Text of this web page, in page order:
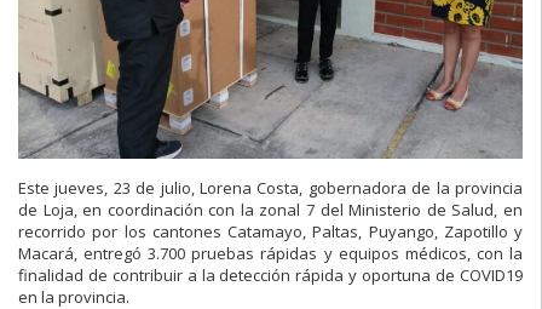
Este jueves, 23 de julio, Lorena Costa, gobernadora de la provincia
de Loja, en coordinación con la zonal 7 del Ministerio de Salud, en
recorrido por los cantones Catamayo, Paltas, Puyango, Zapotillo y
Macará, entregó 3.700 pruebas rápidas y equipos médicos, con la
finalidad de contribuir a la detección rápida y oportuna de COVID19
en la provincia.